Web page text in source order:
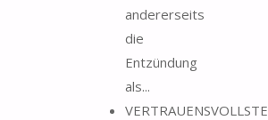
andererseits
die
Entzündung
als...
VERTRAUENSVOLLSTE